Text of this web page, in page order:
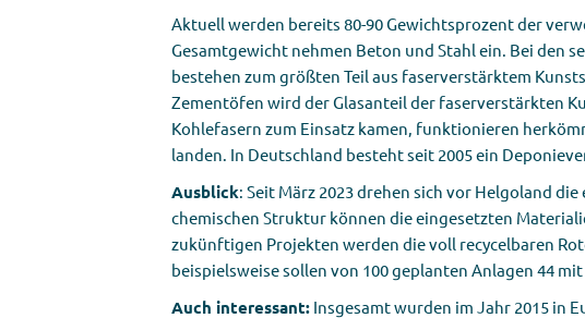
Aktuell werden bereits 80-90 Gewichtsprozent der
Gesamtgewicht nehmen Beton und Stahl ein. Bei den
bestehen zum größten Teil aus faserverstärktem
Zementöfen wird der Glasanteil der faserverstärkten
Kohlefasern zum Einsatz kamen, funktionieren
landen. In Deutschland besteht seit 2005 ein
Ausblick: Seit März 2023 drehen sich vor Helgoland
chemischen Struktur können die eingesetzten
zukünftigen Projekten werden die voll recycelbaren
beispielsweise sollen von 100 geplanten Anlagen 44
Auch interessant: Insgesamt wurden im Jahr 2015 in